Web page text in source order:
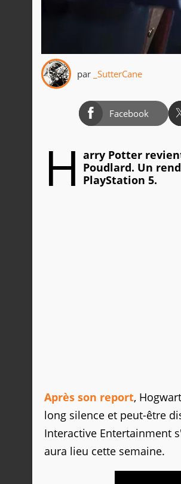
par _SutterCane
Facebook
H arry Potter
Poudlard. Un
PlayStation 5.
Après son report,
long silence et peut-être
Interactive Entertainment
aura lieu cette semaine.